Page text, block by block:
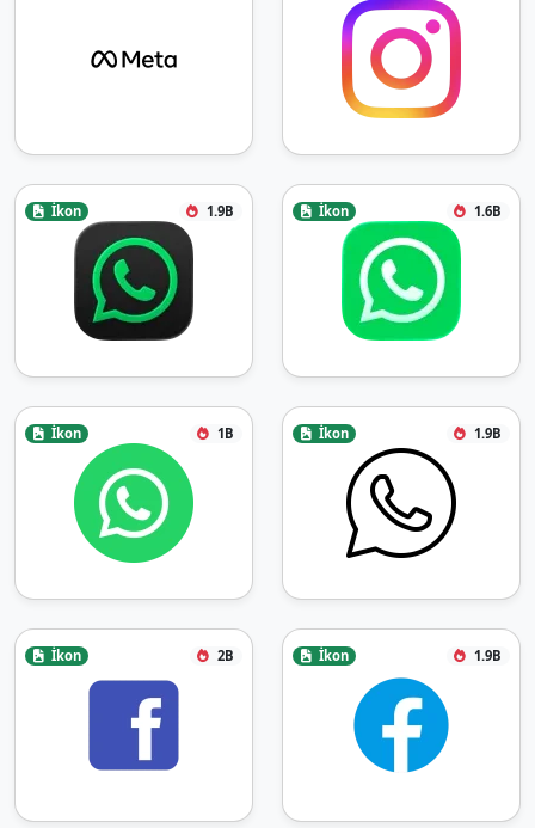
İkon 1.9B İkon 1.6B
İkon 1B İkon 1.9B
İkon 2B İkon 1.9B